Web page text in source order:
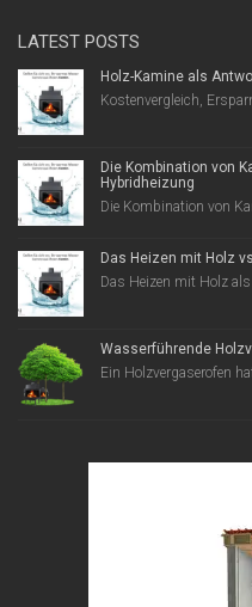
LATEST POSTS
Holz-Kamine als
Kostenvergleich,
Die Kombination von
Hybridheizung
Die Kombination von
Das Heizen mit Holz
Das Heizen mit Holz als
Wasserführende
Ein Holzvergaserofen